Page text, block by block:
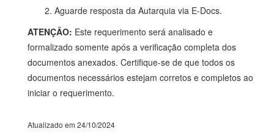
2. Aguarde resposta da Autarquia via E-Docs.
ATENÇÃO: Este requerimento será analisado e
formalizado somente após a verificação completa dos
documentos anexados. Certifique-se de que todos os
documentos necessários estejam corretos e completos ao
iniciar o requerimento.
Atualizado em 24/10/2024